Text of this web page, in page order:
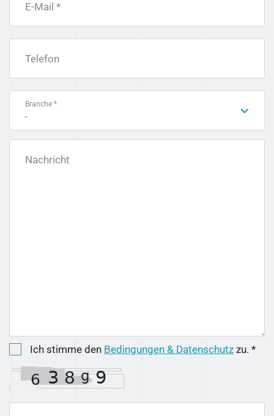
E-Mail *
Telefon
Branche *
-
Nachricht
Ich stimme den Bedingungen & Datenschutz zu. *